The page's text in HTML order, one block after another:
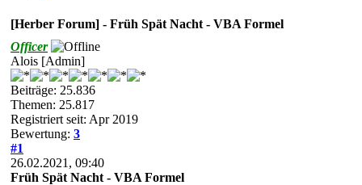
[Herber Forum] - Früh Spät Nacht - VBA Formel
Officer
Alois [Admin]
Beiträge: 25.836
Themen: 25.817
Registriert seit: Apr 2019
Bewertung: 3
#1
26.02.2021, 09:40
Früh Spät Nacht - VBA Formel